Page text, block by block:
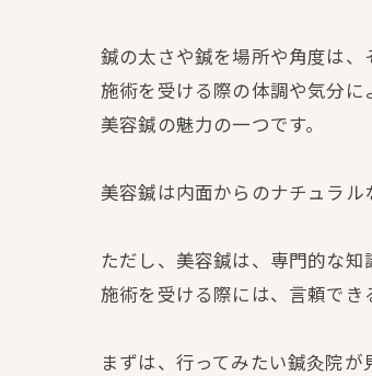
鍼の太さや鍼を場所や角度は、
施術を受ける際の体調や気分に
美容鍼の魅力の一つです。
美容鍼は内面からのナチュラ
ただし、美容鍼は、専門的な知
施術を受ける際には、言頼でき
まずは、行ってみたい鍼灸院